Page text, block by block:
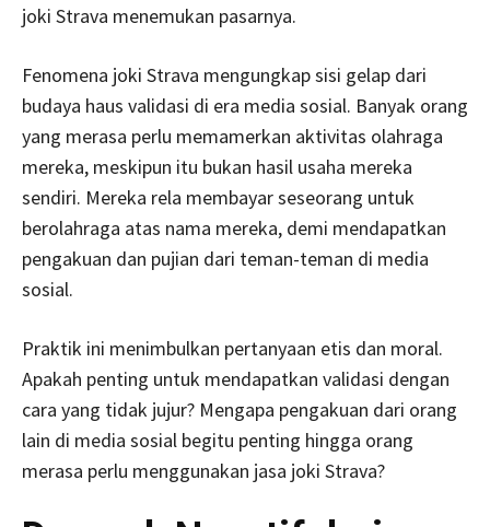
joki Strava menemukan pasarnya.
Fenomena joki Strava mengungkap sisi gelap dari
budaya haus validasi di era media sosial. Banyak orang
yang merasa perlu memamerkan aktivitas olahraga
mereka, meskipun itu bukan hasil usaha mereka
sendiri. Mereka rela membayar seseorang untuk
berolahraga atas nama mereka, demi mendapatkan
pengakuan dan pujian dari teman-teman di media
sosial.
Praktik ini menimbulkan pertanyaan etis dan moral.
Apakah penting untuk mendapatkan validasi dengan
cara yang tidak jujur? Mengapa pengakuan dari orang
lain di media sosial begitu penting hingga orang
merasa perlu menggunakan jasa joki Strava?